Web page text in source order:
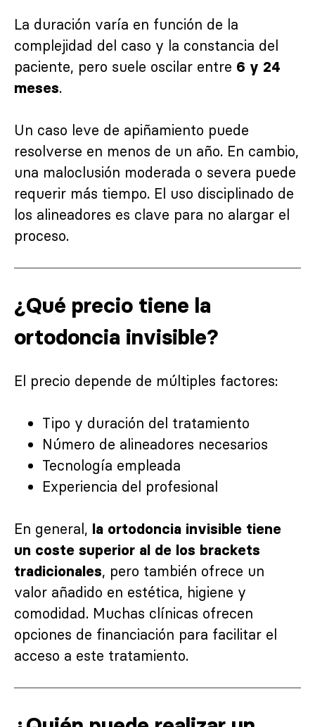
La duración varía en función de la
complejidad del caso y la constancia del
paciente, pero suele oscilar entre 6 y 24
meses.
Un caso leve de apiñamiento puede
resolverse en menos de un año. En cambio,
una maloclusión moderada o severa puede
requerir más tiempo. El uso disciplinado de
los alineadores es clave para no alargar el
proceso.
¿Qué precio tiene la
ortodoncia invisible?
El precio depende de múltiples factores:
Tipo y duración del tratamiento
Número de alineadores necesarios
Tecnología empleada
Experiencia del profesional
En general, la ortodoncia invisible tiene
un coste superior al de los brackets
tradicionales, pero también ofrece un
valor añadido en estética, higiene y
comodidad. Muchas clínicas ofrecen
opciones de financiación para facilitar el
acceso a este tratamiento.